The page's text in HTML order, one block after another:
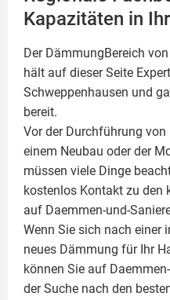
Kapazitäten in
Der DämmungBereich
hält auf dieser Seite
Schweppenhausen und
bereit.
Vor der Durchführung
einem Neubau oder der
müssen viele Dinge
kostenlos Kontakt zu den
auf Daemmen-und-
Wenn Sie sich nach einer
neues Dämmung für Ihr
können Sie auf
der Suche nach den